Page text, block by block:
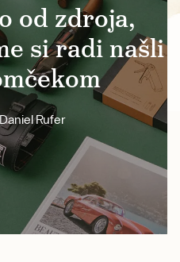
od zdroja,
si radi našli
Rufer